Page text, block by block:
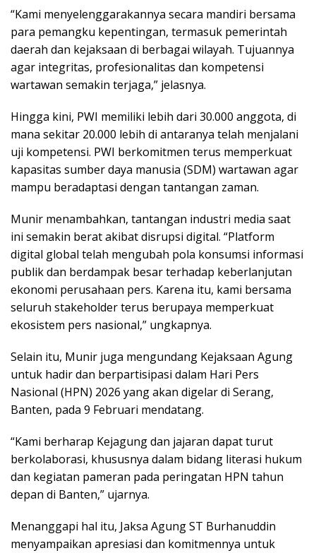
“Kami menyelenggarakannya secara mandiri bersama
para pemangku kepentingan, termasuk pemerintah
daerah dan kejaksaan di berbagai wilayah. Tujuannya
agar integritas, profesionalitas dan kompetensi
wartawan semakin terjaga,” jelasnya.
Hingga kini, PWI memiliki lebih dari 30.000 anggota, di
mana sekitar 20.000 lebih di antaranya telah menjalani
uji kompetensi. PWI berkomitmen terus memperkuat
kapasitas sumber daya manusia (SDM) wartawan agar
mampu beradaptasi dengan tantangan zaman.
Munir menambahkan, tantangan industri media saat
ini semakin berat akibat disrupsi digital. “Platform
digital global telah mengubah pola konsumsi informasi
publik dan berdampak besar terhadap keberlanjutan
ekonomi perusahaan pers. Karena itu, kami bersama
seluruh stakeholder terus berupaya memperkuat
ekosistem pers nasional,” ungkapnya.
Selain itu, Munir juga mengundang Kejaksaan Agung
untuk hadir dan berpartisipasi dalam Hari Pers
Nasional (HPN) 2026 yang akan digelar di Serang,
Banten, pada 9 Februari mendatang.
“Kami berharap Kejagung dan jajaran dapat turut
berkolaborasi, khususnya dalam bidang literasi hukum
dan kegiatan pameran pada peringatan HPN tahun
depan di Banten,” ujarnya.
Menanggapi hal itu, Jaksa Agung ST Burhanuddin
menyampaikan apresiasi dan komitmennya untuk